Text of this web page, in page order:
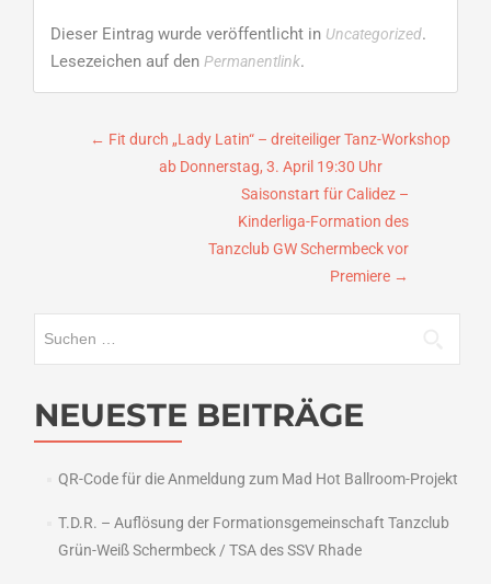
Dieser Eintrag wurde veröffentlicht in Uncategorized.
Lesezeichen auf den Permanentlink.
Beitragsnavigation
← Fit durch „Lady Latin“ – dreiteiliger Tanz-Workshop
ab Donnerstag, 3. April 19:30 Uhr
Saisonstart für Calidez –
Kinderliga-Formation des
Tanzclub GW Schermbeck vor
Premiere →
NEUESTE BEITRÄGE
QR-Code für die Anmeldung zum Mad Hot Ballroom-Projekt
T.D.R. – Auflösung der Formationsgemeinschaft Tanzclub
Grün-Weiß Schermbeck / TSA des SSV Rhade